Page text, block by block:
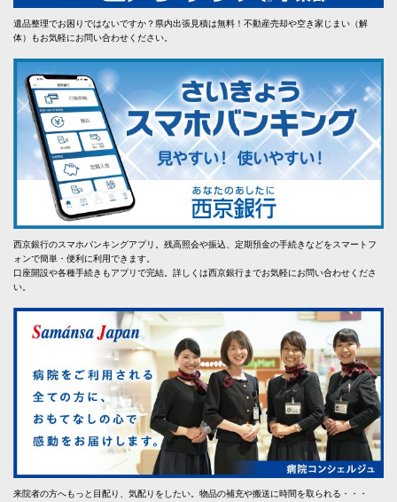
遺品整理でお困りではないですか？県内出張見積は無料！不動産売却や空き家じまい（解
体）もお気軽にお問い合わせください。
西京銀行のスマホバンキングアプリ。残高照会や振込、定期預金の手続きなどをスマートフ
ォンで簡単・便利に利用できます。
口座開設や各種手続きもアプリで完結。詳しくは西京銀行までお気軽にお問い合わせくださ
い。
来院者の方へもっと目配り、気配りをしたい。物品の補充や搬送に時間を取られる・・・